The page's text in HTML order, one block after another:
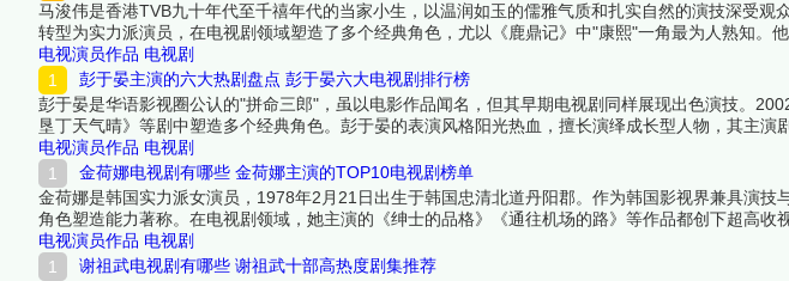
马浚伟是香港TVB九十年代至千禧年代的当家小生，以温润如玉的儒雅气质和扎实自然的演技深受观
转型为实力派演员，在电视剧领域塑造了多个经典角色，尤以《鹿鼎记》中"康熙"一角最为人熟知。
色，无论是古装剧中的帝王将相，还是现代剧中的专业人士都游刃有余。曾获TVB"我最喜爱的电视角
名单吧！
电视演员作品 电视剧
彭于晏主演的六大热剧盘点 彭于晏六大电视剧排行榜
彭于晏是华语影视圈公认的"拼命三郎"，虽以电影作品闻名，但其早期电视剧同样展现出色演技。
垦丁天气晴》等剧中塑造多个经典角色。彭于晏的表演风格阳光热血，擅长演绎成长型人物，其主演
编辑一起来看看详细名单吧！
电视演员作品 电视剧
金荷娜电视剧有哪些 金荷娜主演的TOP10电视剧榜单
金荷娜是韩国实力派女演员，1978年2月21日出生于韩国忠清北道丹阳郡。作为韩国影视界兼具演技
角色塑造能力著称。在电视剧领域，她主演的《绅士的品格》《通往机场的路》等作品都创下超高收
荣。其温暖知性的形象和扎实的演技功底，使她成为韩国中生代女演员中的佼佼者。下面跟着榜中榜
电视演员作品 电视剧
谢祖武电视剧有哪些 谢祖武十部高热度剧集推荐